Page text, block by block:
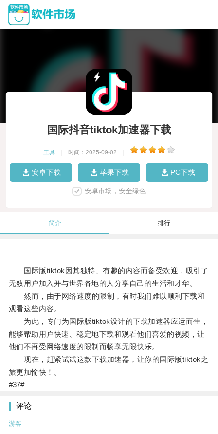
国际抖音tiktok加速器下载
工具 时间：2025-09-02
安卓下载 苹果下载 PC下载
安卓市场，安全绿色
简介 排行
国际版tiktok因其独特、有趣的内容而备受欢迎，吸引了
无数用户加入并与世界各地的人分享自己的生活和才华。
然而，由于网络速度的限制，有时我们难以顺利下载和
观看这些内容。
为此，专门为国际版tiktok设计的下载加速器应运而生，
能够帮助用户快速、稳定地下载和观看他们喜爱的视频，让
他们不再受网络速度的限制而畅享无限快乐。
现在，赶紧试试这款下载加速器，让你的国际版tiktok之
旅更加愉快！。
#37#
评论
游客